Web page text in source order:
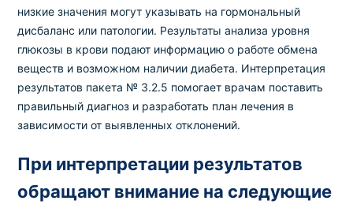
низкие значения могут указывать на гормональный
дисбаланс или патологии. Результаты анализа уровня
глюкозы в крови подают информацию о работе обмена
веществ и возможном наличии диабета. Интерпретация
результатов пакета № 3.2.5 помогает врачам поставить
правильный диагноз и разработать план лечения в
зависимости от выявленных отклонений.
При интерпретации результатов
обращают внимание на следующие